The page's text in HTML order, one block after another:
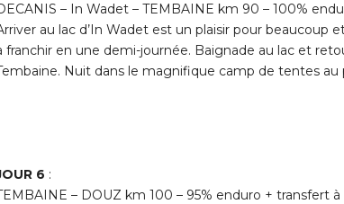
– In Wadet – TEMBAINE km 90 – 100%
au lac d’In Wadet est un plaisir pour beaucoup
franchir en une demi-journée. Baignade au lac et
Nuit dans le magnifique camp de tentes au
6 :
– DOUZ km 100 – 95% enduro + transfert à